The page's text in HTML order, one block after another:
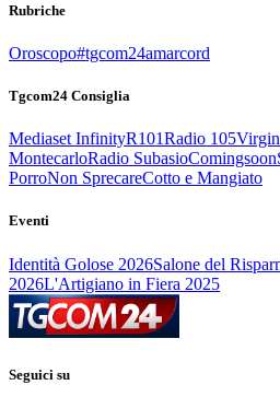
Rubriche
Oroscopo#tgcom24amarcord
Tgcom24 Consiglia
Mediaset InfinityR101Radio 105
MontecarloRadio SubasioComingsoon
PorroNon SprecareCotto e Mangiato
Eventi
Identità Golose 2026Salone del
2026L'Artigiano in Fiera 2025
Seguici su